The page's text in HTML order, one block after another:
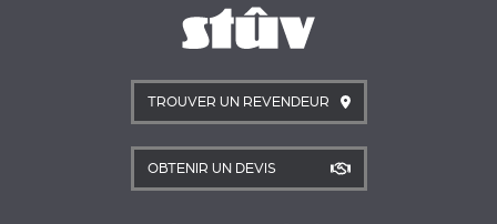
TROUVER UN REVENDEUR
OBTENIR UN DEVIS